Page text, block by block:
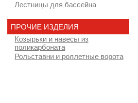
Лестницы для бассейна
ПРОЧИЕ ИЗДЕЛИЯ
Козырьки и навесы из
поликарбоната
Рольставни и роллетные ворота